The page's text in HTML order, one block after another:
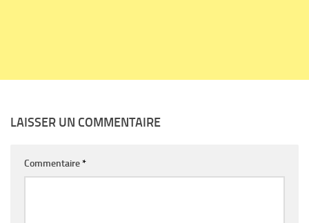
LAISSER UN COMMENTAIRE
Commentaire*